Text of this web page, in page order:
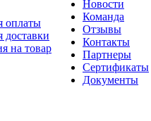
оплаты
доставки
на товар
Новости
Команда
Отзывы
Контакты
Партнеры
Сертификаты
Документы